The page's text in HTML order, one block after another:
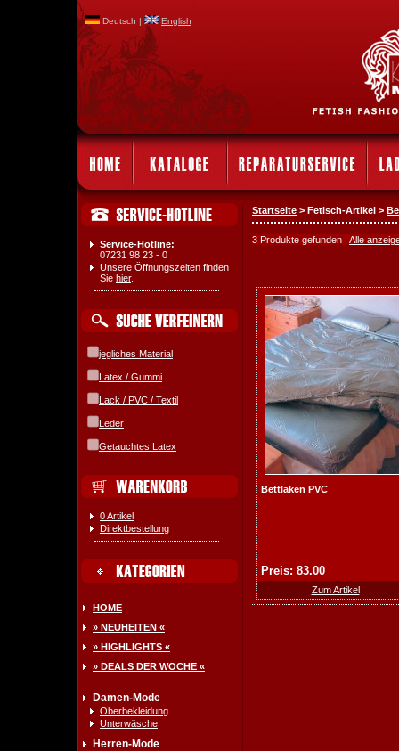
Deutsch | English
Service-Hotline:
07231 98 23 - 0
Unsere Öffnungszeiten finden
Sie hier.
jegliches Material
Latex / Gummi
Lack / PVC / Textil
Leder
Getauchtes Latex
0 Artikel
Direktbestellung
HOME
» NEUHEITEN «
» HIGHLIGHTS «
» DEALS DER WOCHE «
Damen-Mode
Oberbekleidung
Unterwäsche
Herren-Mode
Startseite > Fetisch-Artikel >
3 Produkte gefunden | Alle
Bettlaken PVC
Preis: 83.00
Zum Artikel